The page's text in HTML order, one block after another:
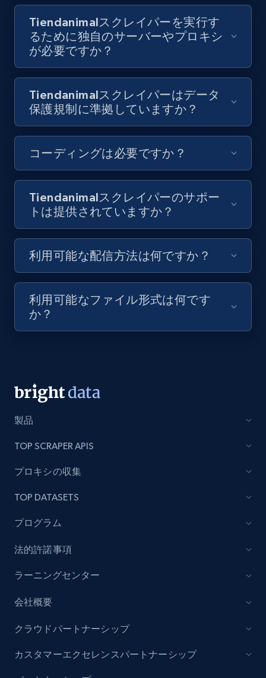
URL, Title, Youtuber, Youtuber md5, Video url,
Video length, Likes, Views, and more.
8.1K+ 716+
Youtube - Videos posts - Discovery records
by Explore page URL
Video length, Likes, Views, and more.
by podcast url
URL, Title, Youtuber, Youtuber md5, Video url,
Video length, Likes, Views, and more.
Amazon Reviews
URL, Product name, Product rating, Product
rating object, Product rating max, Rating,
TikTok - Posts
count, Share count, Collect count, Comment
6.7K+
TikTok - Posts - Input specific profile URL to
Tiendanimalスクレイパーを実行す
るために独自のサーバーやプロキシ
が必要ですか？
Tiendanimalスクレイパーはデータ
保護規制に準拠していますか？
コーディングは必要ですか？
Tiendanimalスクレイパーのサポー
トは提供されていますか？
利用可能な配信方法は何ですか？
利用可能なファイル形式は何です
か？
製品
TOP SCRAPER APIS
プロキシの収集
TOP DATASETS
プログラム
法的許諾事項
ラーニングセンター
会社概要
クラウドパートナーシップ
カスタマーエクセレンスパートナーシップ